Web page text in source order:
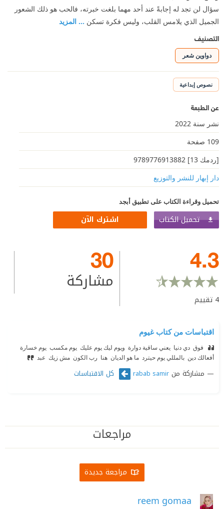
سؤال لن تجد له إجابةً عند أحد مهما بلغت خبرته، فالحب هو ذلك الشعور
الجميل الذي يلامس القلب، وليس فكرة تسكن ... المزيد
التصنيف
دواوين شعر
نصوص إبداعية
عن الطبعة
نشر سنة 2022
109 صفحة
[ردمك 13] 9789776913882
دار إبهار للنشر والتوزيع
تحميل وقراءة الكتاب على تطبيق أبجد
تحميل الكتاب اشترك الآن
4.3
4 تقييم
30
مشاركة
اقتباسات من كتاب غيوم
‫ فوق ‫ دي دنيا ‫ يعني ساقية دوارة ‫ ويوم ليك يوم عليك ‫ يوم مكسب ‫ يوم خسارة ‫
أفعالك دين ‫ بالمللي يوم حيترد ‫ ما هو الديان ‫ هنا ‫ رب الكون ‫ مش زيك ‫ عبد
مشاركة من rabab samir كل الاقتباسات
مراجعات
مراجعة جديدة
reem gomaa